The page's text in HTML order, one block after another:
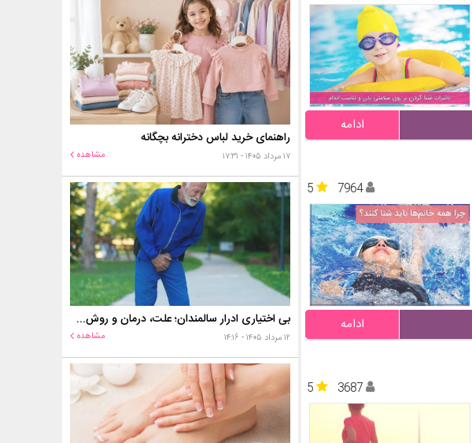
ادامه
5
7964
ادامه
5
3687
راهنمای خرید لباس دخترانه بچگانه
۱۷ مرداد ۱۴۰۵ - ۱۷:۳۱ مشاهده
بی اختیاری ادرار سالمندان؛ علت، درمان و روش‌های کنترل در منزل
۱۲ مرداد ۱۴۰۵ - ۱۴:۱۶ مشاهده